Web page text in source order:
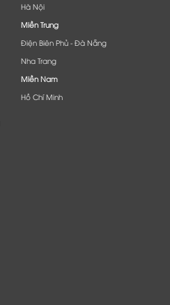
Hà Nội
Miền Trung
Điện Biên Phủ - Đà Nẵng​
Nha Trang
Miền Nam
Hồ Chí Minh